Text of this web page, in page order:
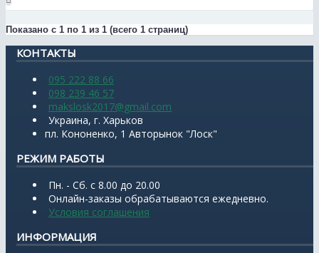
Показано с 1 по 1 из 1 (всего 1 страниц)
КОНТАКТЫ
095 222 88 66
098 239 46 57
makslosk2017@gmail.com
Украина, г. Харьков
пл. Кононенко, 1 Авторынок "Лоск"
РЕЖИМ РАБОТЫ
Пн. - Сб. с 8.00 до 20.00
Онлайн-заказы обрабатываются ежедневно.
Условия соглашения
ИНФОРМАЦИЯ